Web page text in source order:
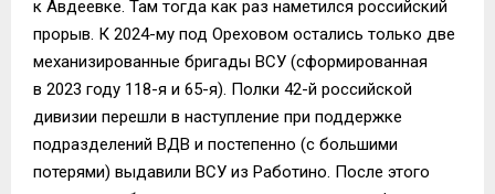
к Авдеевке. Там тогда как раз наметился российский
прорыв. К 2024-му под Ореховом остались только две
механизированные бригады ВСУ (сформированная
в 2023 году 118-я и 65-я). Полки 42-й российской
дивизии перешли в наступление при поддержке
подразделений ВДВ и постепенно (с большими
потерями) выдавили ВСУ из Работино. После этого